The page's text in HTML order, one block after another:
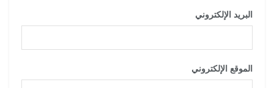
البريد الإلكتروني
الموقع الإلكتروني